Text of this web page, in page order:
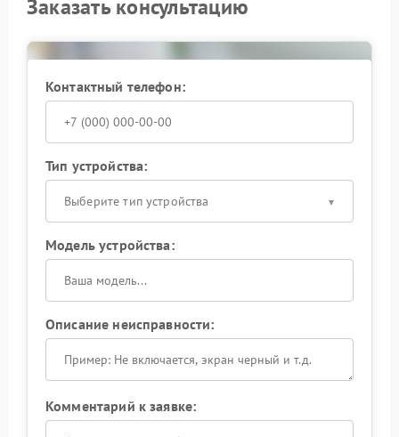
Заказать консультацию
Контактный телефон:
Тип устройства:
Выберите тип устройства
Модель устройства:
Описание неисправности:
Комментарий к заявке: